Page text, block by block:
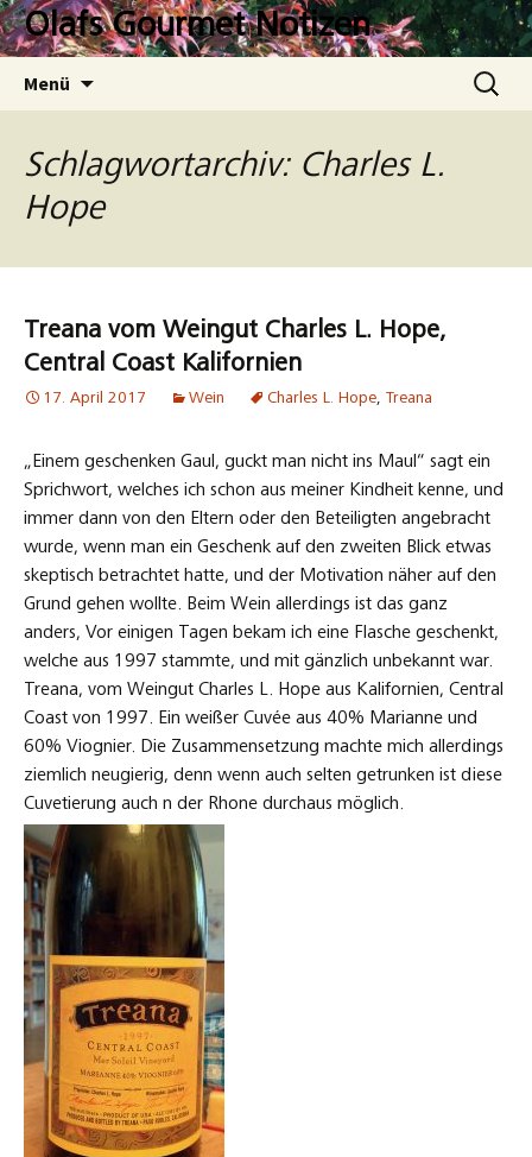
Zum
InhaltOlafs Gourmet Notizen
Menü
Suchen
nach:
Schlagwortarchiv: Charles L.
Hope
Treana vom Weingut Charles L. Hope,
Central Coast Kalifornien
17. April 2017 Wein Charles L. Hope, Treana
„Einem geschenken Gaul, guckt man nicht ins Maul“ sagt ein
Sprichwort, welches ich schon aus meiner Kindheit kenne, und
immer dann von den Eltern oder den Beteiligten angebracht
wurde, wenn man ein Geschenk auf den zweiten Blick etwas
skeptisch betrachtet hatte, und der Motivation näher auf den
Grund gehen wollte. Beim Wein allerdings ist das ganz
anders, Vor einigen Tagen bekam ich eine Flasche geschenkt,
welche aus 1997 stammte, und mit gänzlich unbekannt war.
Treana, vom Weingut Charles L. Hope aus Kalifornien, Central
Coast von 1997. Ein weißer Cuvée aus 40% Marianne und
60% Viognier. Die Zusammensetzung machte mich allerdings
ziemlich neugierig, denn wenn auch selten getrunken ist diese
Cuvetierung auch n der Rhone durchaus möglich.